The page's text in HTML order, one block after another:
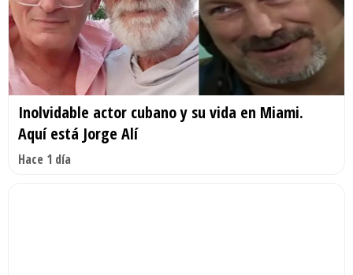
Inolvidable actor cubano y su vida en Miami.
Aquí está Jorge Alí
Hace 1 día